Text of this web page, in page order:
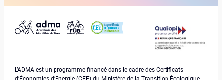
L’ADMA est un programme financé dans le cadre des Certificats